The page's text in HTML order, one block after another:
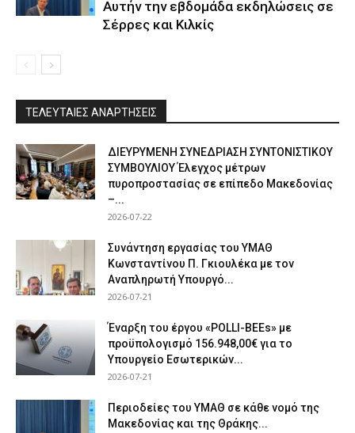
Αυτήν την εβδομάδα εκδηλώσεις σε
Σέρρες και Κιλκίς
ΤΕΛΕΥΤΑΙΕΣ ΑΝΑΡΤΗΣΕΙΣ
ΔΙΕΥΡΥΜΕΝΗ ΣΥΝΕΔΡΙΑΣΗ ΣΥΝΤΟΝΙΣΤΙΚΟΥ
ΣΥΜΒΟΥΛΙΟΥ Έλεγχος μέτρων
πυροπροστασίας σε επίπεδο Μακεδονίας
–...
2026-07-22
Συνάντηση εργασίας του ΥΜΑΘ
Κωνσταντίνου Π. Γκιουλέκα με τον
Αναπληρωτή Υπουργό...
2026-07-21
Έναρξη του έργου «POLLI-BEEs» με
προϋπολογισμό 156.948,00€ για το
Υπουργείο Εσωτερικών...
2026-07-21
Περιοδείες του ΥΜΑΘ σε κάθε νομό της
Μακεδονίας και της Θράκης...